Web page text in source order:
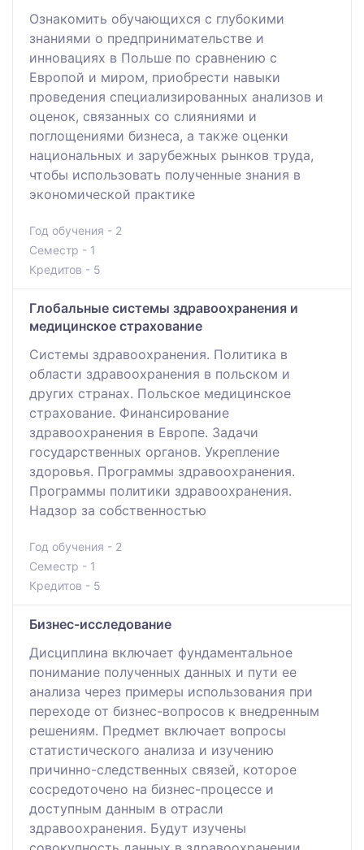
Ознакомить обучающихся с глубокими
знаниями о предпринимательстве и
инновациях в Польше по сравнению с
Европой и миром, приобрести навыки
проведения специализированных анализов и
оценок, связанных со слияниями и
поглощениями бизнеса, а также оценки
национальных и зарубежных рынков труда,
чтобы использовать полученные знания в
экономической практике
Год обучения - 2
Семестр - 1
Кредитов - 5
Глобальные системы здравоохранения и
медицинское страхование
Системы здравоохранения. Политика в
области здравоохранения в польском и
других странах. Польское медицинское
страхование. Финансирование
здравоохранения в Европе. Задачи
государственных органов. Укрепление
здоровья. Программы здравоохранения.
Программы политики здравоохранения.
Надзор за собственностью
Год обучения - 2
Семестр - 1
Кредитов - 5
Бизнес-исследование
Дисциплина включает фундаментальное
понимание полученных данных и пути ее
анализа через примеры использования при
переходе от бизнес-вопросов к внедренным
решениям. Предмет включает вопросы
статистического анализа и изучению
причинно-следственных связей, которое
сосредоточено на бизнес-процессе и
доступным данным в отрасли
здравоохранения. Будут изучены